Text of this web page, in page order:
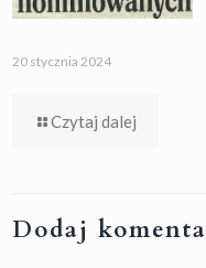
20 stycznia 2024
Czytaj dalej
Dodaj